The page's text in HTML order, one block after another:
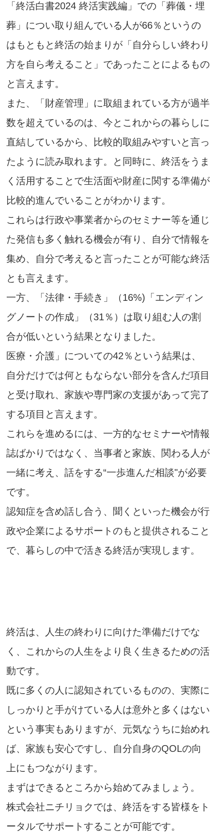
「終活白書2024 終活実践編」での「葬儀・埋
葬」につい取り組んでいる人が66％というの
はもともと終活の始まりが「自分らしい終わり
方を自ら考えること」であったことによるもの
と言えます。
また、「財産管理」に取組まれている方が過半
数を超えているのは、今とこれからの暮らしに
直結しているから、比較的取組みやすいと言っ
たように読み取れます。と同時に、終活をうま
く活用することで生活面や財産に関する準備が
比較的進んでいることがわかります。
これらは行政や事業者からのセミナー等を通じ
た発信も多く触れる機会が有り、自分で情報を
集め、自分で考えると言ったことが可能な終活
とも言えます。
一方、「法律・手続き」（16%)「エンディン
グノートの作成」（31％）は取り組む人の割
合が低いという結果となりました。
医療・介護」についての42％という結果は、
自分だけでは何ともならない部分を含んだ項目
と受け取れ、家族や専門家の支援があって完了
する項目と言えます。
これらを進めるには、一方的なセミナーや情報
誌ばかりではなく、当事者と家族、関わる人が
一緒に考え、話をする“一歩進んだ相談"が必要
です。
認知症を含め話し合う、聞くといった機会が行
政や企業によるサポートのもと提供されること
で、暮らしの中で活きる終活が実現します。
終活は、人生の終わりに向けた準備だけでな
く、これからの人生をより良く生きるための活
動です。
既に多くの人に認知されているものの、実際に
しっかりと手がけている人は意外と多くはない
という事実もありますが、元気なうちに始めれ
ば、家族も安心ですし、自分自身のQOLの向
上にもつながります。
まずはできるところから始めてみましょう。
株式会社ニチリョクでは、終活をする皆様をト
ータルでサポートすることが可能です。